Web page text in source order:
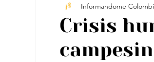
Crisis
Informandome